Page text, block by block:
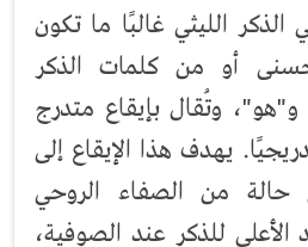
الذكر الليثي غالبًا ما تكون
أو من كلمات الذكر
وتُقال بإيقاع متدرج
يهدف هذا الإيقاع إلى
حالة من الصفاء الروحي
للذكر عند الصوفية،